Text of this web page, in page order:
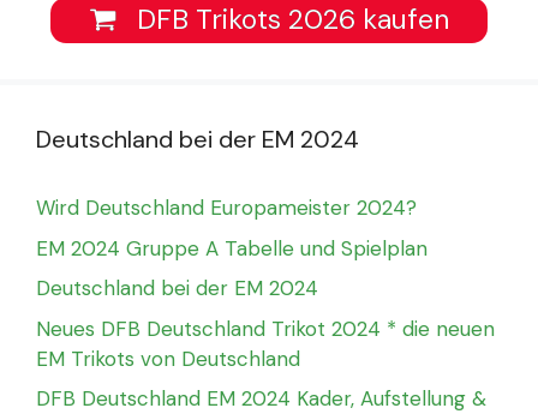
DFB Trikots 2026 kaufen
Deutschland bei der EM 2024
Wird Deutschland Europameister 2024?
EM 2024 Gruppe A Tabelle und Spielplan
Deutschland bei der EM 2024
Neues DFB Deutschland Trikot 2024 * die neuen
EM Trikots von Deutschland
DFB Deutschland EM 2024 Kader, Aufstellung &